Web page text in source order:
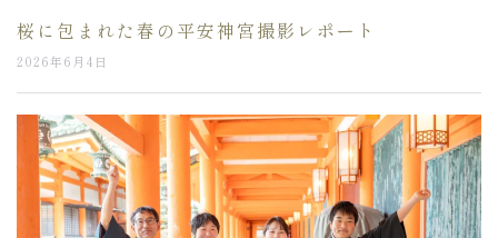
桜に包まれた春の平安神宮撮影レポート
2026年6月4日